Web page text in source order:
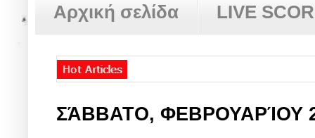
Αρχική σελίδα LIVE
ΣΆΒΒΑΤΟ, ΦΕΒΡΟΥΑΡΊΟΥ